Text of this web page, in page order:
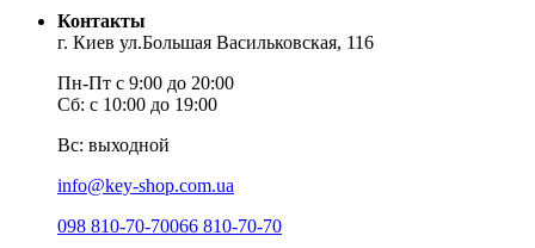
Контакты
г. Киев ул.Большая Васильковская, 116
Пн-Пт с 9:00 до 20:00
Сб: с 10:00 до 19:00
Вс: выходной
info@key-shop.com.ua
098 810-70-70066 810-70-70